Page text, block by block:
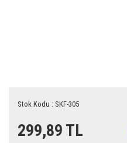
Stok Kodu : SKF-305
299,89 TL